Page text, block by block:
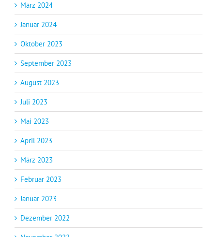
März 2024
Januar 2024
Oktober 2023
September 2023
August 2023
Juli 2023
Mai 2023
April 2023
März 2023
Februar 2023
Januar 2023
Dezember 2022